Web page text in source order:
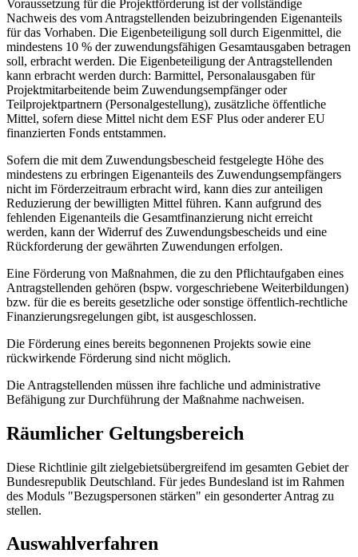
Voraussetzung für die Projektförderung ist der vollständige
Nachweis des vom Antragstellenden beizubringenden Eigenanteils
für das Vorhaben. Die Eigenbeteiligung soll durch Eigenmittel, die
mindestens 10 % der zuwendungsfähigen Gesamtausgaben betragen
soll, erbracht werden. Die Eigenbeteiligung der Antragstellenden
kann erbracht werden durch: Barmittel, Personalausgaben für
Projektmitarbeitende beim Zuwendungsempfänger oder
Teilprojektpartnern (Personalgestellung), zusätzliche öffentliche
Mittel, sofern diese Mittel nicht dem ESF Plus oder anderer EU
finanzierten Fonds entstammen.
Sofern die mit dem Zuwendungsbescheid festgelegte Höhe des
mindestens zu erbringen Eigenanteils des Zuwendungsempfängers
nicht im Förderzeitraum erbracht wird, kann dies zur anteiligen
Reduzierung der bewilligten Mittel führen. Kann aufgrund des
fehlenden Eigenanteils die Gesamtfinanzierung nicht erreicht
werden, kann der Widerruf des Zuwendungsbescheids und eine
Rückforderung der gewährten Zuwendungen erfolgen.
Eine Förderung von Maßnahmen, die zu den Pflichtaufgaben eines
Antragstellenden gehören (bspw. vorgeschriebene Weiterbildungen)
bzw. für die es bereits gesetzliche oder sonstige öffentlich-rechtliche
Finanzierungsregelungen gibt, ist ausgeschlossen.
Die Förderung eines bereits begonnenen Projekts sowie eine
rückwirkende Förderung sind nicht möglich.
Die Antragstellenden müssen ihre fachliche und administrative
Befähigung zur Durchführung der Maßnahme nachweisen.
Räumlicher Geltungsbereich
Diese Richtlinie gilt zielgebietsübergreifend im gesamten Gebiet der
Bundesrepublik Deutschland. Für jedes Bundesland ist im Rahmen
des Moduls "Bezugspersonen stärken" ein gesonderter Antrag zu
stellen.
Auswahlverfahren